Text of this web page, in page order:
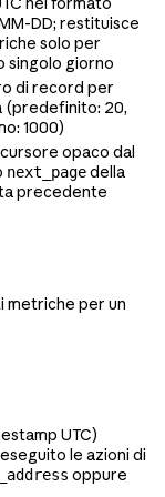
DD; restituisce
solo per
singolo giorno
di record per
(predefinito: 20,
1000)
opaco dal
next_pagedella
precedente
metriche per un
UTC)
le azioni di
oppure